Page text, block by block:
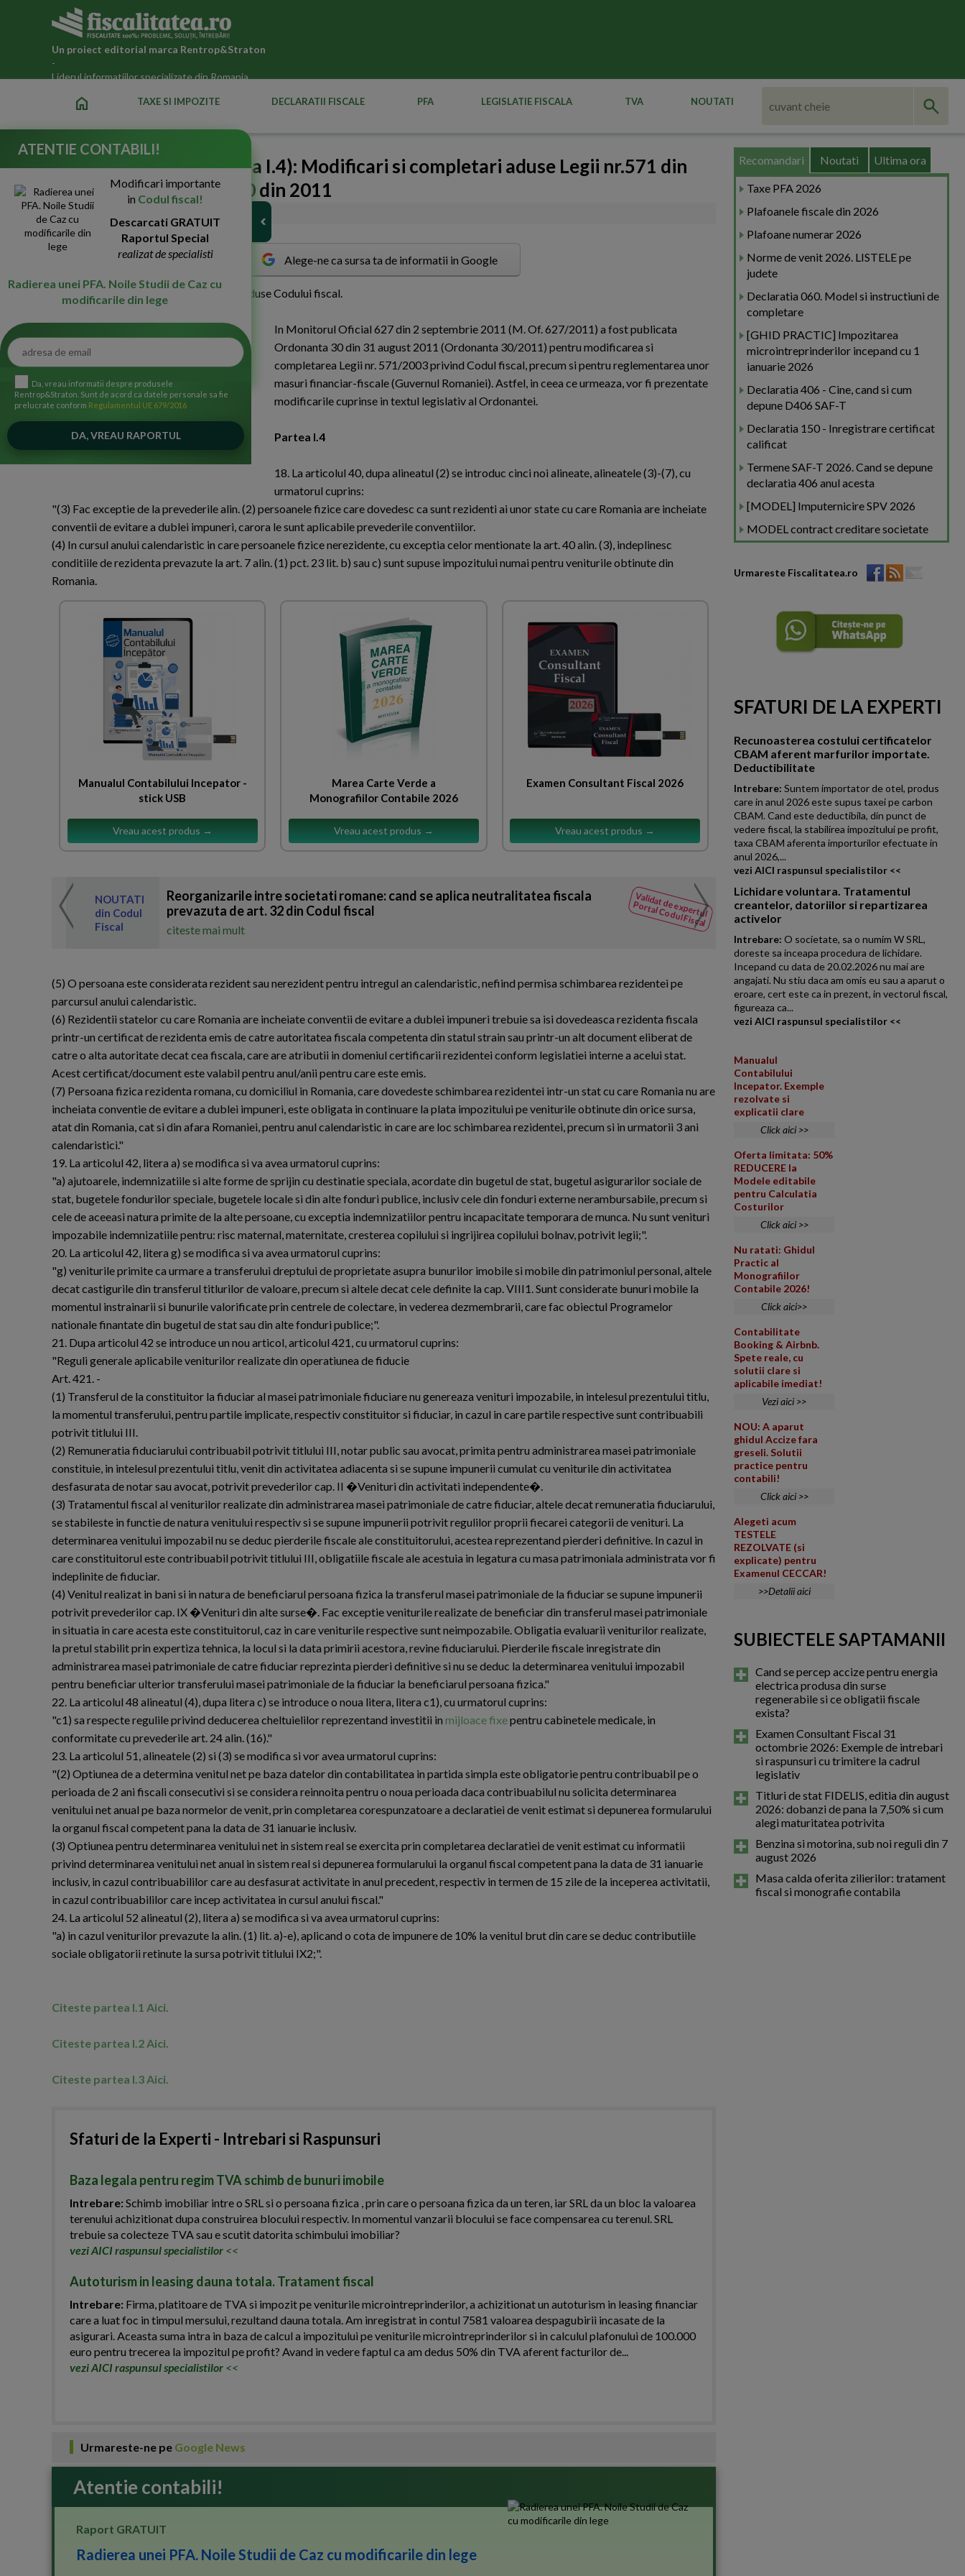
Un proiect editorial marca Rentrop&Straton
-
Liderul informatiilor specializate din Romania
home TAXE SI IMPOZITE DECLARATII FISCALE PFA LEGISLATIE FISCALA TVA NOUTATI
Codul fiscal 2011 (Partea I.4): Modificari si completari aduse Legii nr.571 din
2003 prin Ordonanta 30 din 2011
06-Sep-2011 5745
Alege-ne ca sursa ta de informatii in Google
F iscalitatea.ro va prezinta modificarile aduse Codului fiscal.
In Monitorul Oficial 627 din 2 septembrie 2011 (M. Of. 627/2011) a fost publicata
Ordonanta 30 din 31 august 2011 (Ordonanta 30/2011) pentru modificarea si
completarea Legii nr. 571/2003 privind Codul fiscal, precum si pentru reglementarea unor
masuri financiar-fiscale (Guvernul Romaniei). Astfel, in ceea ce urmeaza, vor fi prezentate
modificarile cuprinse in textul legislativ al Ordonantei.
Partea I.4
18. La articolul 40, dupa alineatul (2) se introduc cinci noi alineate, alineatele (3)-(7), cu
urmatorul cuprins:
"(3) Fac exceptie de la prevederile alin. (2) persoanele fizice care dovedesc ca sunt rezidenti ai unor state cu care Romania are incheiate
conventii de evitare a dublei impuneri, carora le sunt aplicabile prevederile conventiilor.
(4) In cursul anului calendaristic in care persoanele fizice nerezidente, cu exceptia celor mentionate la art. 40 alin. (3), indeplinesc
conditiile de rezidenta prevazute la art. 7 alin. (1) pct. 23 lit. b) sau c) sunt supuse impozitului numai pentru veniturile obtinute din
Romania.
Manualul Contabilului Incepator -
stick USB
Vreau acest produs →
Marea Carte Verde a
Monografiilor Contabile 2026
Vreau acest produs →
Examen Consultant Fiscal 2026
Vreau acest produs →
NOUTATI
din Codul
Fiscal
Validat de expertul
Portal Codul Fiscal
Reorganizarile intre societati romane: cand se aplica neutralitatea fiscala
prevazuta de art. 32 din Codul fiscal
citeste mai mult
NOUTATI
din Codul
Fiscal
Tratamentul fiscal si
Colegiul teritorial al
(5) O persoana este considerata rezident sau nerezident pentru intregul an calendaristic, nefiind permisa schimbarea rezidentei pe
parcursul anului calendaristic.
(6) Rezidentii statelor cu care Romania are incheiate conventii de evitare a dublei impuneri trebuie sa isi dovedeasca rezidenta fiscala
printr-un certificat de rezidenta emis de catre autoritatea fiscala competenta din statul strain sau printr-un alt document eliberat de
catre o alta autoritate decat cea fiscala, care are atributii in domeniul certificarii rezidentei conform legislatiei interne a acelui stat.
Acest certificat/document este valabil pentru anul/anii pentru care este emis.
(7) Persoana fizica rezidenta romana, cu domiciliul in Romania, care dovedeste schimbarea rezidentei intr-un stat cu care Romania nu are
incheiata conventie de evitare a dublei impuneri, este obligata in continuare la plata impozitului pe veniturile obtinute din orice sursa,
atat din Romania, cat si din afara Romaniei, pentru anul calendaristic in care are loc schimbarea rezidentei, precum si in urmatorii 3 ani
calendaristici."
19. La articolul 42, litera a) se modifica si va avea urmatorul cuprins:
"a) ajutoarele, indemnizatiile si alte forme de sprijin cu destinatie speciala, acordate din bugetul de stat, bugetul asigurarilor sociale de
stat, bugetele fondurilor speciale, bugetele locale si din alte fonduri publice, inclusiv cele din fonduri externe nerambursabile, precum si
cele de aceeasi natura primite de la alte persoane, cu exceptia indemnizatiilor pentru incapacitate temporara de munca. Nu sunt venituri
impozabile indemnizatiile pentru: risc maternal, maternitate, cresterea copilului si ingrijirea copilului bolnav, potrivit legii;".
20. La articolul 42, litera g) se modifica si va avea urmatorul cuprins:
"g) veniturile primite ca urmare a transferului dreptului de proprietate asupra bunurilor imobile si mobile din patrimoniul personal, altele
decat castigurile din transferul titlurilor de valoare, precum si altele decat cele definite la cap. VIII1. Sunt considerate bunuri mobile la
momentul instrainarii si bunurile valorificate prin centrele de colectare, in vederea dezmembrarii, care fac obiectul Programelor
nationale finantate din bugetul de stat sau din alte fonduri publice;".
21. Dupa articolul 42 se introduce un nou articol, articolul 421, cu urmatorul cuprins:
"Reguli generale aplicabile veniturilor realizate din operatiunea de fiducie
Art. 421. -
(1) Transferul de la constituitor la fiduciar al masei patrimoniale fiduciare nu genereaza venituri impozabile, in intelesul prezentului titlu,
la momentul transferului, pentru partile implicate, respectiv constituitor si fiduciar, in cazul in care partile respective sunt contribuabili
potrivit titlului III.
(2) Remuneratia fiduciarului contribuabil potrivit titlului III, notar public sau avocat, primita pentru administrarea masei patrimoniale
constituie, in intelesul prezentului titlu, venit din activitatea adiacenta si se supune impunerii cumulat cu veniturile din activitatea
desfasurata de notar sau avocat, potrivit prevederilor cap. II �Venituri din activitati independente�.
(3) Tratamentul fiscal al veniturilor realizate din administrarea masei patrimoniale de catre fiduciar, altele decat remuneratia fiduciarului,
se stabileste in functie de natura venitului respectiv si se supune impunerii potrivit regulilor proprii fiecarei categorii de venituri. La
determinarea venitului impozabil nu se deduc pierderile fiscale ale constituitorului, acestea reprezentand pierderi definitive. In cazul in
care constituitorul este contribuabil potrivit titlului III, obligatiile fiscale ale acestuia in legatura cu masa patrimoniala administrata vor fi
indeplinite de fiduciar.
(4) Venitul realizat in bani si in natura de beneficiarul persoana fizica la transferul masei patrimoniale de la fiduciar se supune impunerii
potrivit prevederilor cap. IX �Venituri din alte surse�. Fac exceptie veniturile realizate de beneficiar din transferul masei patrimoniale
in situatia in care acesta este constituitorul, caz in care veniturile respective sunt neimpozabile. Obligatia evaluarii veniturilor realizate,
la pretul stabilit prin expertiza tehnica, la locul si la data primirii acestora, revine fiduciarului. Pierderile fiscale inregistrate din
administrarea masei patrimoniale de catre fiduciar reprezinta pierderi definitive si nu se deduc la determinarea venitului impozabil
pentru beneficiar ulterior transferului masei patrimoniale de la fiduciar la beneficiarul persoana fizica."
22. La articolul 48 alineatul (4), dupa litera c) se introduce o noua litera, litera c1), cu urmatorul cuprins:
"c1) sa respecte regulile privind deducerea cheltuielilor reprezentand investitii in mijloace fixepentru cabinetele medicale, in
conformitate cu prevederile art. 24 alin. (16)."
23. La articolul 51, alineatele (2) si (3) se modifica si vor avea urmatorul cuprins:
"(2) Optiunea de a determina venitul net pe baza datelor din contabilitatea in partida simpla este obligatorie pentru contribuabil pe o
perioada de 2 ani fiscali consecutivi si se considera reinnoita pentru o noua perioada daca contribuabilul nu solicita determinarea
venitului net anual pe baza normelor de venit, prin completarea corespunzatoare a declaratiei de venit estimat si depunerea formularului
la organul fiscal competent pana la data de 31 ianuarie inclusiv.
(3) Optiunea pentru determinarea venitului net in sistem real se exercita prin completarea declaratiei de venit estimat cu informatii
privind determinarea venitului net anual in sistem real si depunerea formularului la organul fiscal competent pana la data de 31 ianuarie
inclusiv, in cazul contribuabililor care au desfasurat activitate in anul precedent, respectiv in termen de 15 zile de la inceperea activitatii,
in cazul contribuabililor care incep activitatea in cursul anului fiscal."
24. La articolul 52 alineatul (2), litera a) se modifica si va avea urmatorul cuprins:
"a) in cazul veniturilor prevazute la alin. (1) lit. a)-e), aplicand o cota de impunere de 10% la venitul brut din care se deduc contributiile
sociale obligatorii retinute la sursa potrivit titlului IX2;".
Citeste partea I.1 Aici.
Citeste partea I.2 Aici.
Citeste partea I.3 Aici.
Sfaturi de la Experti - Intrebari si Raspunsuri
Baza legala pentru regim TVA schimb de bunuri imobile
Intrebare:Schimb imobiliar intre o SRL si o persoana fizica , prin care o persoana fizica da un teren, iar SRL da un bloc la valoarea
terenului achizitionat dupa construirea blocului respectiv. In momentul vanzarii blocului se face compensarea cu terenul. SRL
trebuie sa colecteze TVA sau e scutit datorita schimbului imobiliar?
vezi AICI raspunsul specialistilor <<
Autoturism in leasing dauna totala. Tratament fiscal
Intrebare: Firma, platitoare de TVA si impozit pe veniturile microintreprinderilor, a achizitionat un autoturism in leasing financiar
care a luat foc in timpul mersului, rezultand dauna totala. Am inregistrat in contul 7581 valoarea despagubirii incasate de la
asigurari. Aceasta suma intra in baza de calcul a impozitului pe veniturile microintreprinderilor si in calculul plafonului de 100.000
euro pentru trecerea la impozitul pe profit? Avand in vedere faptul ca am dedus 50% din TVA aferent facturilor de...
vezi AICI raspunsul specialistilor <<
Urmareste-ne pe Google News
Atentie contabili!
Raport GRATUIT
Radierea unei PFA. Noile Studii de Caz cu modificarile din lege
Recomandari Noutati Ultima ora
Taxe PFA 2026
Plafoanele fiscale din 2026
Plafoane numerar 2026
Norme de venit 2026. LISTELE pe
judete
Declaratia 060. Model si instructiuni de
completare
[GHID PRACTIC] Impozitarea
microintreprinderilor incepand cu 1
ianuarie 2026
Declaratia 406 - Cine, cand si cum
depune D406 SAF-T
Declaratia 150 - Inregistrare certificat
calificat
Termene SAF-T 2026. Cand se depune
declaratia 406 anul acesta
[MODEL] Imputernicire SPV 2026
MODEL contract creditare societate
Urmareste Fiscalitatea.ro
SFATURI DE LA EXPERTI
Recunoasterea costului certificatelor
CBAM aferent marfurilor importate.
Deductibilitate
Intrebare: Suntem importator de otel, produs
care in anul 2026 este supus taxei pe carbon
CBAM. Cand este deductibila, din punct de
vedere fiscal, la stabilirea impozitului pe profit,
taxa CBAM aferenta importurilor efectuate in
anul 2026,...
vezi AICI raspunsul specialistilor <<
Lichidare voluntara. Tratamentul
creantelor, datoriilor si repartizarea
activelor
Intrebare: O societate, sa o numim W SRL,
doreste sa inceapa procedura de lichidare.
Incepand cu data de 20.02.2026 nu mai are
angajati. Nu stiu daca am omis eu sau a aparut o
eroare, cert este ca in prezent, in vectorul fiscal,
figureaza ca...
vezi AICI raspunsul specialistilor <<
Manualul
Contabilului
Incepator. Exemple
rezolvate si
explicatii clare
Click aici >>
Oferta limitata: 50%
REDUCERE la
Modele editabile
pentru Calculatia
Costurilor
Click aici >>
Nu ratati: Ghidul
Practic al
Monografiilor
Contabile 2026!
Click aici>>
Contabilitate
Booking & Airbnb.
Spete reale, cu
solutii clare si
aplicabile imediat!
Vezi aici >>
NOU: A aparut
ghidul Accize fara
greseli. Solutii
practice pentru
contabili!
Click aici >>
Alegeti acum
TESTELE
REZOLVATE (si
explicate) pentru
Examenul CECCAR!
>>Detalii aici
SUBIECTELE SAPTAMANII
Cand se percep accize pentru energia
electrica produsa din surse
regenerabile si ce obligatii fiscale
exista?
Examen Consultant Fiscal 31
octombrie 2026: Exemple de intrebari
si raspunsuri cu trimitere la cadrul
legislativ
Titluri de stat FIDELIS, editia din august
2026: dobanzi de pana la 7,50% si cum
alegi maturitatea potrivita
Benzina si motorina, sub noi reguli din 7
august 2026
Masa calda oferita zilierilor: tratament
fiscal si monografie contabila
ATENTIE CONTABILI!
Modificari importante
in Codul fiscal!
Descarcati GRATUIT
Raportul Special
realizat de specialisti
Radierea unei PFA. Noile Studii de Caz cu
modificarile din lege
Da, vreau informatii despre produsele
Rentrop&Straton. Sunt de acord ca datele personale sa fie
prelucrate conform Regulamentul UE 679/2016